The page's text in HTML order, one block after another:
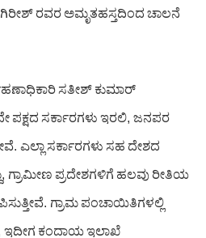
ಗಿರೀಶ್ ರವರ ಅಮೃತಹಸ್ತದಿಂದ ಚಾಲನೆ
ಸತೀಶ್ ಕುಮಾರ್
ಪಕ್ಷದ ಸರ್ಕಾರಗಳು ಇರಲಿ, ಜನಪರ
. ಎಲ್ಲಾಸರ್ಕಾರಗಳು ಸಹ ದೇಶದ
, ಗ್ರಾಮೀಣ ಪ್ರದೇಶಗಳಿಗೆ ಹಲವು ರೀತಿಯ
. ಗ್ರಾಮ ಪಂಚಾಯಿತಿಗಳಲ್ಲಿ
ಇದೀಗ ಕಂದಾಯಇಲಾಖೆ